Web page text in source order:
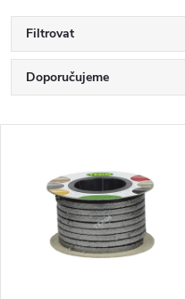
Filtrovat
Ř
a
Doporučujeme
Nejprodávanější
Abecedně